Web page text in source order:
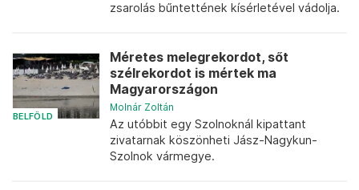
zsarolás bűntettének kísérletével vádolja.
BELFÖLD
Méretes melegrekordot, sőt
szélrekordot is mértek ma
Magyarországon
Molnár Zoltán
Az utóbbit egy Szolnoknál kipattant
zivatarnak köszönheti Jász-Nagykun-
Szolnok vármegye.